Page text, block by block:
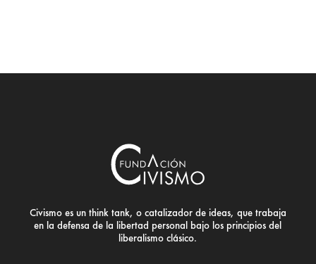
Civismo es un think tank, o catalizador de ideas, que trabaja
en la defensa de la libertad personal bajo los principios del
liberalismo clásico.